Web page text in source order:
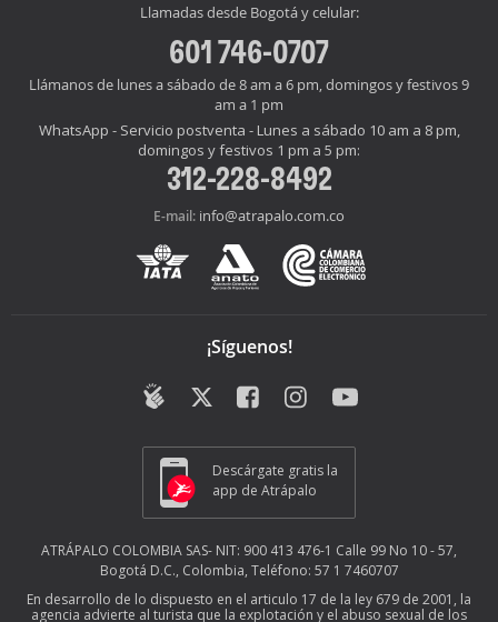
Llamadas desde Bogotá y celular:
601 746-0707
Llámanos de lunes a sábado de 8 am a 6 pm, domingos y festivos 9
am a 1 pm
WhatsApp - Servicio postventa - Lunes a sábado 10 am a 8 pm,
domingos y festivos 1 pm a 5 pm:
312-228-8492
E-mail: info@atrapalo.com.co
¡Síguenos!
Descárgate gratis la
app de Atrápalo
ATRÁPALO COLOMBIA SAS- NIT: 900 413 476-1 Calle 99 No 10 - 57,
Bogotá D.C., Colombia, Teléfono: 57 1 7460707
En desarrollo de lo dispuesto en el articulo 17 de la ley 679 de 2001, la
agencia advierte al turista que la explotación y el abuso sexual de los